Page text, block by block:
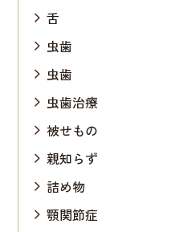
舌
虫歯
虫歯
虫歯治療
被せもの
親知らず
詰め物
顎関節症